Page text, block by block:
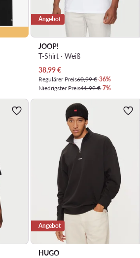
Angebot
JOOP!
T-Shirt · Weiß
Aktueller Preis
38,99€
Regulärer Preis60,99 €-36%
Niedrigster Preis41,99 €-7%
Angebot
HUGO